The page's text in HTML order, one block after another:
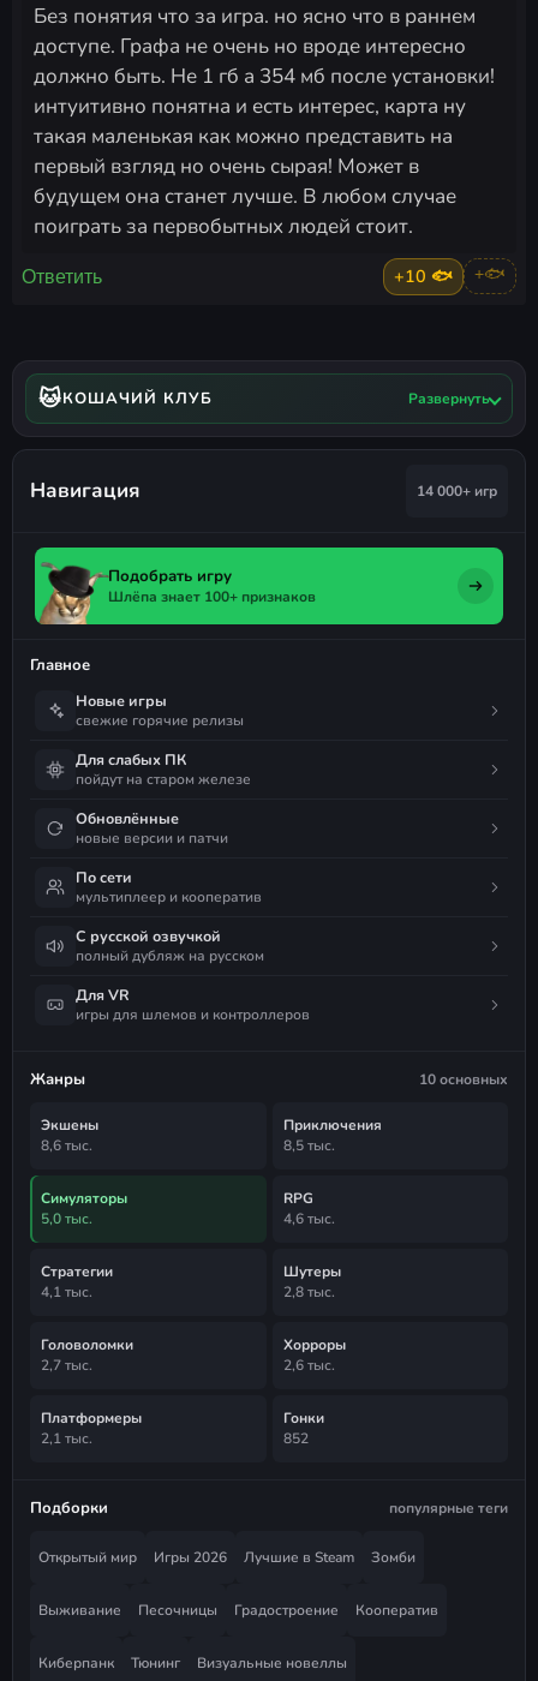
Без понятия что за игра. но ясно что в раннем
доступе. Графа не очень но вроде интересно
должно быть. Не 1 гб а 354 мб после установки!
интуитивно понятна и есть интерес, карта ну
такая маленькая как можно представить на
первый взгляд но очень сырая! Может в
будущем она станет лучше. В любом случае
поиграть за первобытных людей стоит.
Ответить +10 🐟 +🐟
🐱КОШАЧИЙ КЛУБ Развернуть
Навигация 14 000+ игр
Подобрать игру
Шлёпа знает 100+ признаков
Главное
Новые игры
свежие горячие релизы
Для слабых ПК
пойдут на старом железе
Обновлённые
новые версии и патчи
По сети
мультиплеер и кооператив
С русской озвучкой
полный дубляж на русском
Для VR
игры для шлемов и контроллеров
Жанры 10 основных
Экшены
8,6 тыс.
Приключения
8,5 тыс.
Симуляторы
5,0 тыс.
RPG
4,6 тыс.
Стратегии
4,1 тыс.
Шутеры
2,8 тыс.
Головоломки
2,7 тыс.
Хорроры
2,6 тыс.
Платформеры
2,1 тыс.
Гонки
852
Подборки популярные теги
Открытый мир Игры 2026 Лучшие в Steam Зомби
Выживание Песочницы Градостроение Кооператив
Киберпанк Тюнинг Визуальные новеллы